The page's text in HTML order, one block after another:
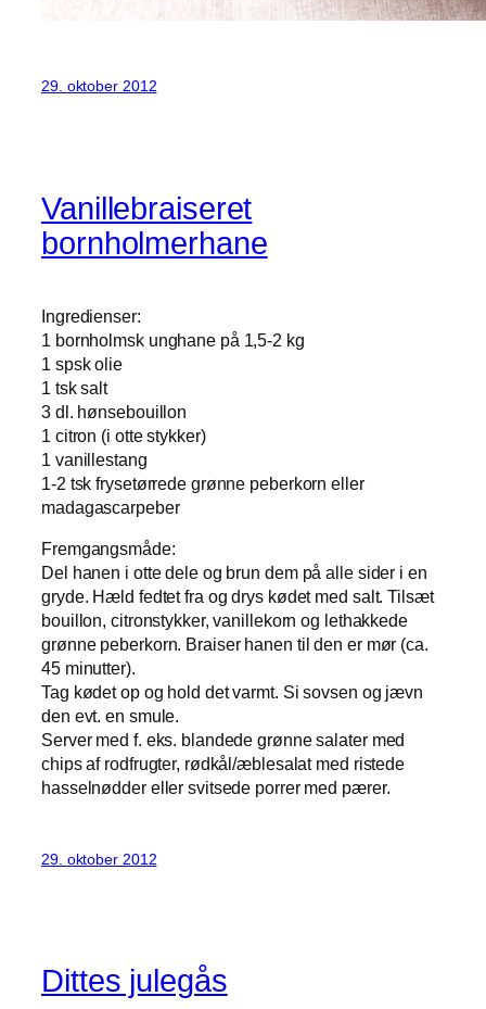
29. oktober 2012
Vanillebraiseret
bornholmerhane
Ingredienser:
1 bornholmsk unghane på 1,5-2 kg
1 spsk olie
1 tsk salt
3 dl. hønsebouillon
1 citron (i otte stykker)
1 vanillestang
1-2 tsk frysetørrede grønne peberkorn eller
madagascarpeber
Fremgangsmåde:
Del hanen i otte dele og brun dem på alle sider i en
gryde. Hæld fedtet fra og drys kødet med salt. Tilsæt
bouillon, citronstykker, vanillekorn og lethakkede
grønne peberkorn. Braiser hanen til den er mør (ca.
45 minutter).
Tag kødet op og hold det varmt. Si sovsen og jævn
den evt. en smule.
Server med f. eks. blandede grønne salater med
chips af rodfrugter, rødkål/æblesalat med ristede
hasselnødder eller svitsede porrer med pærer.
29. oktober 2012
Dittes julegås